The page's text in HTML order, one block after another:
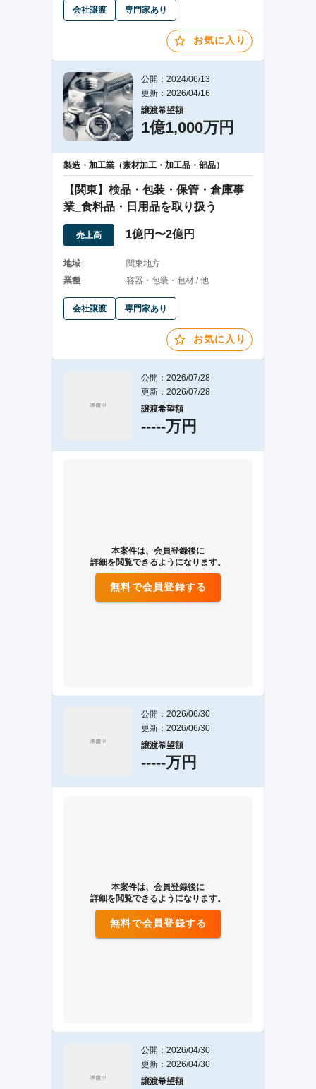
会社譲渡 専門家あり
お気に入り
公開：2024/06/13
更新：2026/04/16
譲渡希望額
1億1,000万円
製造・加工業（素材加工・加工品・部品）
【関東】検品・包装・保管・倉庫事
業_食料品・日用品を取り扱う
売上高 1億円〜2億円
地域
関東地方
業種
容器・包装・包材 / 他
会社譲渡 専門家あり
お気に入り
公開：2026/07/28
更新：2026/07/28
譲渡希望額
-----万円
本案件は、会員登録後に
詳細を閲覧できるようになります。
無料で会員登録する
公開：2026/06/30
更新：2026/06/30
譲渡希望額
-----万円
本案件は、会員登録後に
詳細を閲覧できるようになります。
無料で会員登録する
公開：2026/04/30
更新：2026/04/30
譲渡希望額